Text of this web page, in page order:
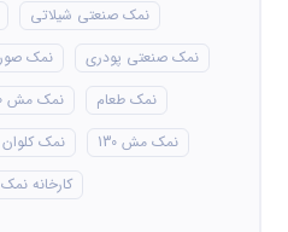
نمک صنعتی شیلاتی
نمک صنعتی پودری
نمک
نمک طعام
نمک مش 110
نمک مش 130
نمک کلوان
کارخانه